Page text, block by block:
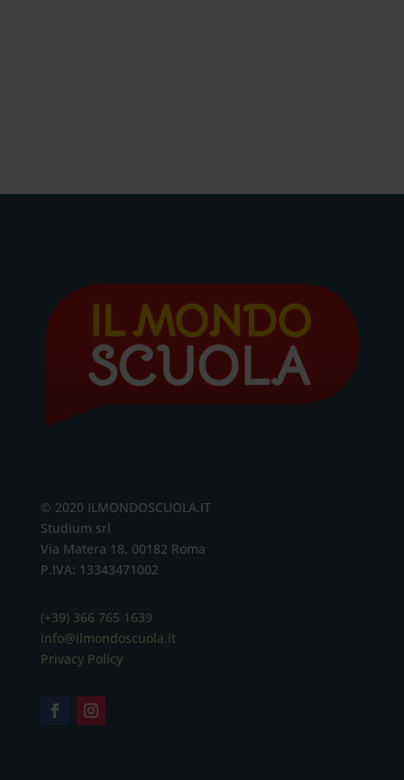
© 2020 ILMONDOSCUOLA.IT
Studium srl
Via Matera 18, 00182 Roma
P.IVA: 13343471002
(+39) 366 765 1639
info@ilmondoscuola.it
Privacy Policy